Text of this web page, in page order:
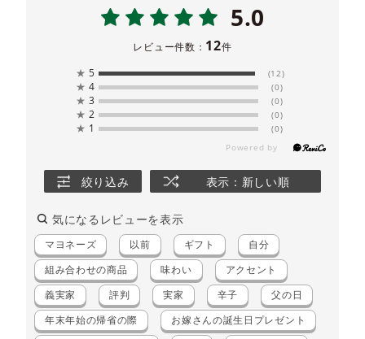
5.0
レビュー件数： 12件
★ 5 (12)
★ 4 (0)
★ 3 (0)
★ 2 (0)
★ 1 (0)
絞り込み 表示：新しい順
気になるレビューを表示
マヨネーズ 以前 ギフト 自分
組み合わせの商品 味わい アクセント
義実家 評判 実家 辛子 父の日
年末年始の帰省の際 お嫁さんの誕生日プレゼント